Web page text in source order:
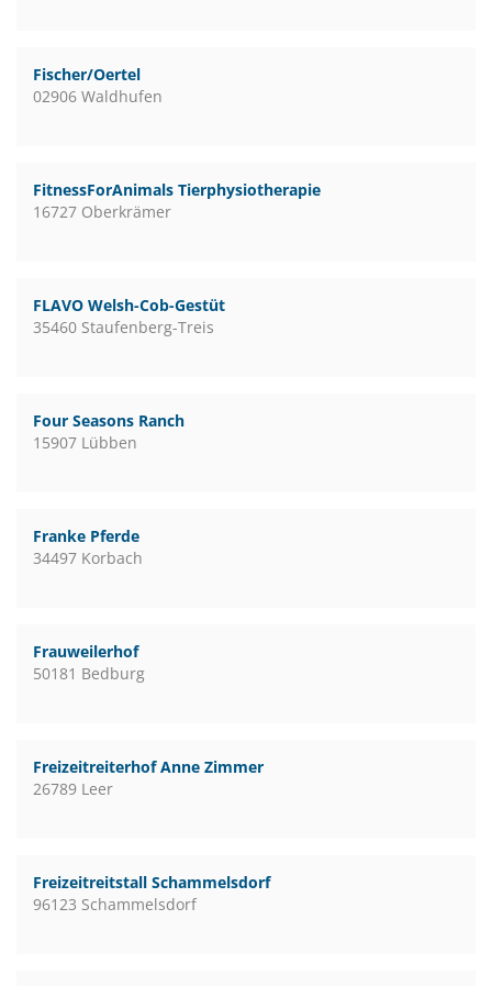
Fischer/Oertel
02906 Waldhufen
FitnessForAnimals Tierphysiotherapie
16727 Oberkrämer
FLAVO Welsh-Cob-Gestüt
35460 Staufenberg-Treis
Four Seasons Ranch
15907 Lübben
Franke Pferde
34497 Korbach
Frauweilerhof
50181 Bedburg
Freizeitreiterhof Anne Zimmer
26789 Leer
Freizeitreitstall Schammelsdorf
96123 Schammelsdorf